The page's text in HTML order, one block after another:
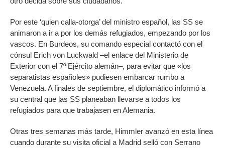
Por este ‘quien calla-otorga’ del ministro español, las SS se
animaron a ir a por los demás refugiados, empezando por los
vascos. En Burdeos, su comando especial contactó con el
cónsul Erich von Luckwald –el enlace del Ministerio de
Exterior con el 7º Ejército alemán–, para evitar que «los
separatistas españoles» pudiesen embarcar rumbo a
Venezuela. A finales de septiembre, el diplomático informó a
su central que las SS planeaban llevarse a todos los
refugiados para que trabajasen en Alemania.
Otras tres semanas más tarde, Himmler avanzó en esta línea
cuando durante su visita oficial a Madrid selló con Serrano